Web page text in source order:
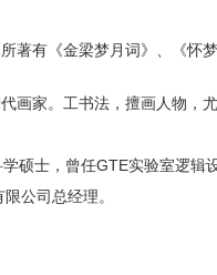
有《金梁梦月词》、《怀梦
画家。工书法，擅画人物，
硕士，曾任GTE实验室逻辑
公司总经理。